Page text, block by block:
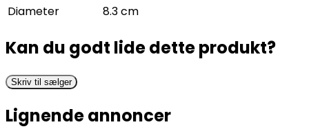
Diameter
8.3 cm
Kan du godt lide dette produkt?
Skriv til sælger
Lignende annoncer